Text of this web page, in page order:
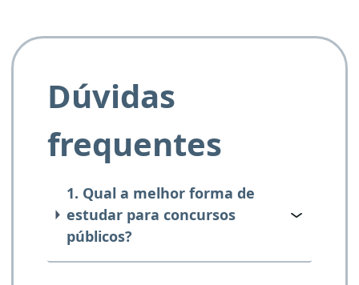
Dúvidas
frequentes
1. Qual a melhor forma de
estudar para concursos
públicos?